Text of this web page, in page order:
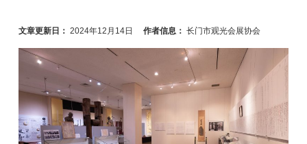
文章更新日： 2024年12月14日 作者信息： 长门市观光会展协会